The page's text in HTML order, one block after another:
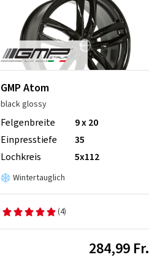
GMP Atom
black glossy
Felgenbreite
9 x 20
Einpresstiefe
35
Lochkreis
5x112
Wintertauglich
(4)
284,99 Fr.